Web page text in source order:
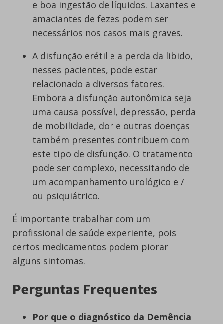
e boa ingestão de líquidos. Laxantes e
amaciantes de fezes podem ser
necessários nos casos mais graves.
A disfunção erétil e a perda da libido,
nesses pacientes, pode estar
relacionado a diversos fatores.
Embora a disfunção autonômica seja
uma causa possível, depressão, perda
de mobilidade, dor e outras doenças
também presentes contribuem com
este tipo de disfunção. O tratamento
pode ser complexo, necessitando de
um acompanhamento urológico e /
ou psiquiátrico.
É importante trabalhar com um
profissional de saúde experiente, pois
certos medicamentos podem piorar
alguns sintomas.
Perguntas Frequentes
Por que o diagnóstico da Demência